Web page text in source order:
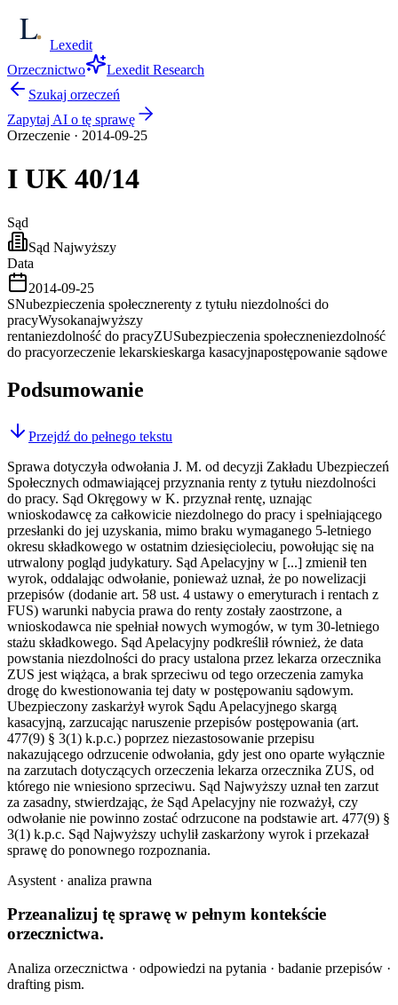
Lexedit
Orzecznictwo
Lexedit Research
Szukaj orzeczeń
Zapytaj AI o tę sprawę
Orzeczenie · 2014-09-25
I UK 40/14
Sąd
Sąd Najwyższy
Data
2014-09-25
SNubezpieczenia społecznerenty z tytułu niezdolności do
pracyWysokanajwyższy
rentaniezdolność do pracyZUSubezpieczenia społeczneniezdolność
do pracyorzeczenie lekarskieskarga kasacyjnapostępowanie sądowe
Podsumowanie
Przejdź do pełnego tekstu
Sprawa dotyczyła odwołania J. M. od decyzji Zakładu Ubezpieczeń
Społecznych odmawiającej przyznania renty z tytułu niezdolności
do pracy. Sąd Okręgowy w K. przyznał rentę, uznając
wnioskodawcę za całkowicie niezdolnego do pracy i spełniającego
przesłanki do jej uzyskania, mimo braku wymaganego 5-letniego
okresu składkowego w ostatnim dziesięcioleciu, powołując się na
utrwalony pogląd judykatury. Sąd Apelacyjny w [...] zmienił ten
wyrok, oddalając odwołanie, ponieważ uznał, że po nowelizacji
przepisów (dodanie art. 58 ust. 4 ustawy o emeryturach i rentach z
FUS) warunki nabycia prawa do renty zostały zaostrzone, a
wnioskodawca nie spełniał nowych wymogów, w tym 30-letniego
stażu składkowego. Sąd Apelacyjny podkreślił również, że data
powstania niezdolności do pracy ustalona przez lekarza orzecznika
ZUS jest wiążąca, a brak sprzeciwu od tego orzeczenia zamyka
drogę do kwestionowania tej daty w postępowaniu sądowym.
Ubezpieczony zaskarżył wyrok Sądu Apelacyjnego skargą
kasacyjną, zarzucając naruszenie przepisów postępowania (art.
477(9) § 3(1) k.p.c.) poprzez niezastosowanie przepisu
nakazującego odrzucenie odwołania, gdy jest ono oparte wyłącznie
na zarzutach dotyczących orzeczenia lekarza orzecznika ZUS, od
którego nie wniesiono sprzeciwu. Sąd Najwyższy uznał ten zarzut
za zasadny, stwierdzając, że Sąd Apelacyjny nie rozważył, czy
odwołanie nie powinno zostać odrzucone na podstawie art. 477(9) §
3(1) k.p.c. Sąd Najwyższy uchylił zaskarżony wyrok i przekazał
sprawę do ponownego rozpoznania.
Asystent · analiza prawna
Przeanalizuj tę sprawę w pełnym kontekście
orzecznictwa.
Analiza orzecznictwa · odpowiedzi na pytania · badanie przepisów ·
drafting pism.